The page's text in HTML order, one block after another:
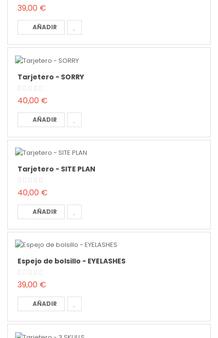
39,00 €
AÑADIR
Tarjetero - SORRY
40,00 €
AÑADIR
Tarjetero - SITE PLAN
40,00 €
AÑADIR
Espejo de bolsillo - EYELASHES
39,00 €
AÑADIR